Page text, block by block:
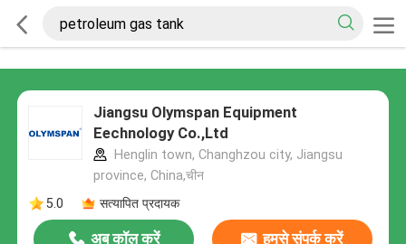
Jiangsu Olymspan Equipment
Eechnology Co.,Ltd
Henglin town, Changhzou city, Jiangsu
province, China,चीन
5.0
सत्यापित प्रदायक
अब कॉल करें हमसे संपर्क करें